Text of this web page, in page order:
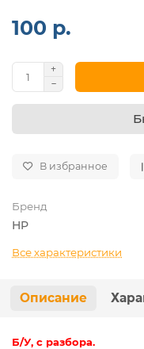
100 р.
В избранное
Бренд
HP
Все характеристики
Описание
Б/У, с разбора.